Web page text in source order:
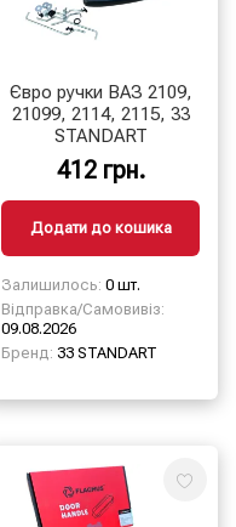
Євро ручки ВАЗ 2109,
21099, 2114, 2115, 33
STANDART
412 грн.
Додати до кошика
Залишилось: 0 шт.
Відправка/Самовивіз:
09.08.2026
Бренд: 33 STANDART